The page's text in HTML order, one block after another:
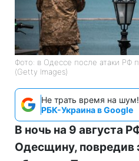
Фото: в Одессе после атаки РФ
(Getty Images)
Не трать время на
РБК-Украина в Google
В ночь на 9 августа
Одесщину, повредив